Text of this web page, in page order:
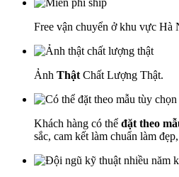
Free vận chuyển ở khu vực Hà
Ảnh Thật Chất Lượng Thật.
Khách hàng có thể đặt theo
sắc, cam kết làm chuẩn làm